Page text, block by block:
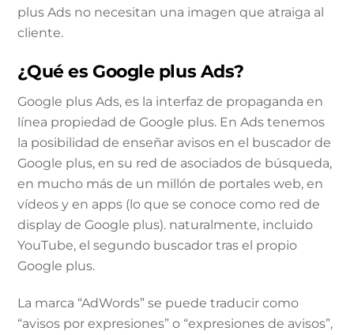
plus Ads no necesitan una imagen que atraiga al
cliente.
¿Qué es Google plus Ads?
Google plus Ads, es la interfaz de propaganda en
línea propiedad de Google plus. En Ads tenemos
la posibilidad de enseñar avisos en el buscador de
Google plus, en su red de asociados de búsqueda,
en mucho más de un millón de portales web, en
vídeos y en apps (lo que se conoce como red de
display de Google plus). naturalmente, incluido
YouTube, el segundo buscador tras el propio
Google plus.
La marca “AdWords” se puede traducir como
“avisos por expresiones” o “expresiones de avisos”,